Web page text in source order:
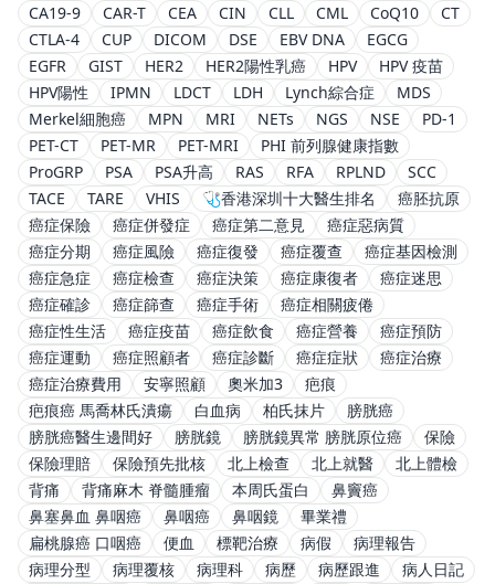
CA19-9
CAR-T CEA CIN CLL CML CoQ10
CT
CTLA-4
CUP DICOM DSE EBV DNA
EGCG
EGFR
GIST HER2 HER2陽性乳癌 HPV
HPV 疫苗
HPV陽性
IPMN LDCT LDH Lynch綜合症
MDS
Merkel細胞癌
MPN MRI NETs NGS NSE
PD-1
PET-CT
PET-MR PET-MRI
PHI 前列腺健康指數
ProGRP
PSA PSA升高 RAS RFA RPLND
SCC
TACE
TARE VHIS 🩺香港深圳十大醫生排名
癌胚抗原
癌症保險
癌症併發症 癌症第二意見
癌症惡病質
癌症分期
癌症風險 癌症復發 癌症覆查
癌症基因檢測
癌症急症
癌症檢查 癌症決策 癌症康復者
癌症迷思
癌症確診
癌症篩查 癌症手術
癌症相關疲倦
癌症性生活
癌症疫苗 癌症飲食 癌症營養
癌症預防
癌症運動
癌症照顧者 癌症診斷 癌症症狀
癌症治療
癌症治療費用
安寧照顧 奧米加3
疤痕
疤痕癌 馬喬林氏潰瘍
白血病 柏氏抹片
膀胱癌
膀胱癌醫生邊間好
膀胱鏡 膀胱鏡異常 膀胱原位癌
保險
保險理賠
保險預先批核 北上檢查 北上就醫
北上體檢
背痛
背痛麻木 脊髓腫瘤 本周氏蛋白
鼻竇癌
鼻塞鼻血 鼻咽癌
鼻咽癌 鼻咽鏡
畢業禮
扁桃腺癌 口咽癌
便血 標靶治療 病假
病理報告
病理分型
病理覆核 病理科 病歷 病歷跟進
病人日記